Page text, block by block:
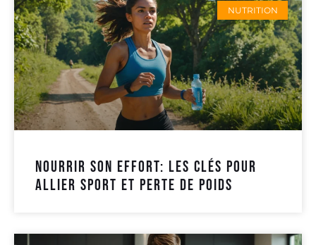
NUTRITION
nourrir son effort: les clés pour
allier sport et perte de poids